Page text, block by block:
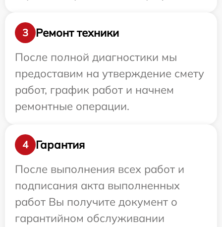
3
Ремонт техники
После полной диагностики мы
предоставим на утверждение смету
работ, график работ и начнем
ремонтные операции.
4
Гарантия
После выполнения всех работ и
подписания акта выполненных
работ Вы получите документ о
гарантийном обслуживании